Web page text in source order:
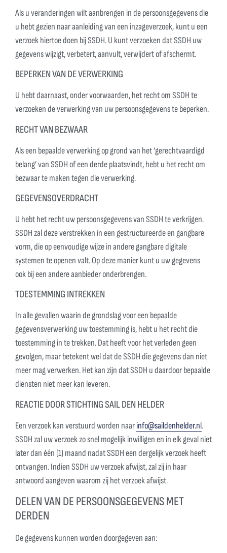
Als u veranderingen wilt aanbrengen in de persoonsgegevens die
u hebt gezien naar aanleiding van een inzageverzoek, kunt u een
verzoek hiertoe doen bij SSDH. U kunt verzoeken dat SSDH uw
gegevens wijzigt, verbetert, aanvult, verwijdert of afschermt.
BEPERKEN VAN DE VERWERKING
U hebt daarnaast, onder voorwaarden, het recht om SSDH te
verzoeken de verwerking van uw persoonsgegevens te beperken.
RECHT VAN BEZWAAR
Als een bepaalde verwerking op grond van het ‘gerechtvaardigd
belang’ van SSDH of een derde plaatsvindt, hebt u het recht om
bezwaar te maken tegen die verwerking.
GEGEVENSOVERDRACHT
U hebt het recht uw persoonsgegevens van SSDH te verkrijgen.
SSDH zal deze verstrekken in een gestructureerde en gangbare
vorm, die op eenvoudige wijze in andere gangbare digitale
systemen te openen valt. Op deze manier kunt u uw gegevens
ook bij een andere aanbieder onderbrengen.
TOESTEMMING INTREKKEN
In alle gevallen waarin de grondslag voor een bepaalde
gegevensverwerking uw toestemming is, hebt u het recht die
toestemming in te trekken. Dat heeft voor het verleden geen
gevolgen, maar betekent wel dat de SSDH die gegevens dan niet
meer mag verwerken. Het kan zijn dat SSDH u daardoor bepaalde
diensten niet meer kan leveren.
REACTIE DOOR STICHTING SAIL DEN HELDER
Een verzoek kan verstuurd worden naarinfo@saildenhelder.nl.
SSDH zal uw verzoek zo snel mogelijk inwilligen en in elk geval niet
later dan één (1) maand nadat SSDH een dergelijk verzoek heeft
ontvangen. Indien SSDH uw verzoek afwijst, zal zij in haar
antwoord aangeven waarom zij het verzoek afwijst.
DELEN VAN DE PERSOONSGEGEVENS MET
DERDEN
De gegevens kunnen worden doorgegeven aan: